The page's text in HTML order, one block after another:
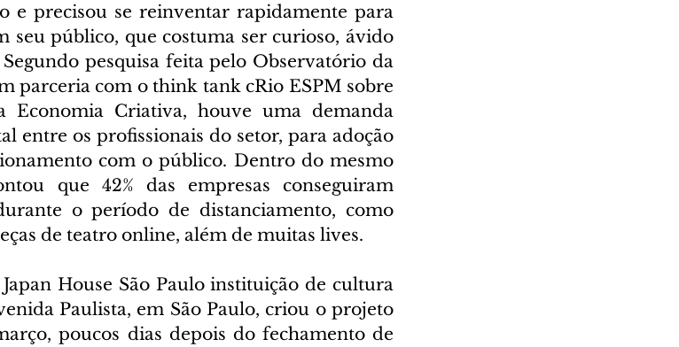
e precisou se reinventar rapidamente para
público, que costuma ser curioso, ávido
pesquisa feita pelo Observatório da
parceria com o think tank cRio ESPM sobre
Economia Criativa, houve uma demanda
entre os profissionais do setor, para adoção
com o público. Dentro do mesmo
que 42% das empresas conseguiram
o período de distanciamento, como
de teatro online, além de muitas lives.
House São Paulo instituição de cultura
poucos dias depois do fechamento de